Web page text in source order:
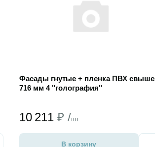
Фасады гнутые + пленка ПВХ свыше
716 мм 4 "голография"
10 211 ₽ /шт
В корзину